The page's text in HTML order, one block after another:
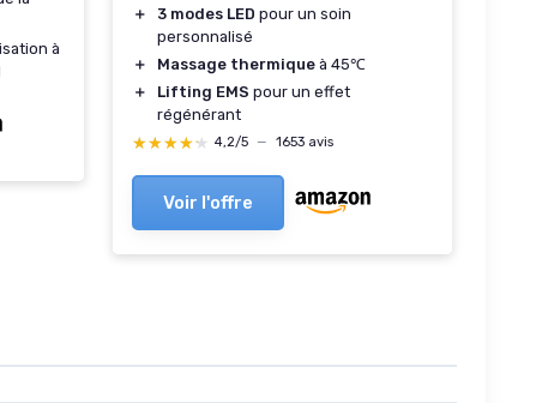
à
＋
3 modes LED pour un soin
personnalisé
＋
Massage thermique à 45℃
＋
Lifting EMS pour un effet
régénérant
★★★★★
★★★★★ 4,2/5 — 1653 avis
Voir l'offre